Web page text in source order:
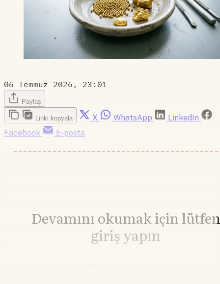
06 Temmuz 2026, 23:01
Paylaş
Linki kopyala X WhatsApp
LinkedIn
Facebook
E-posta
Devamını okumak için lütfen
giriş yapın